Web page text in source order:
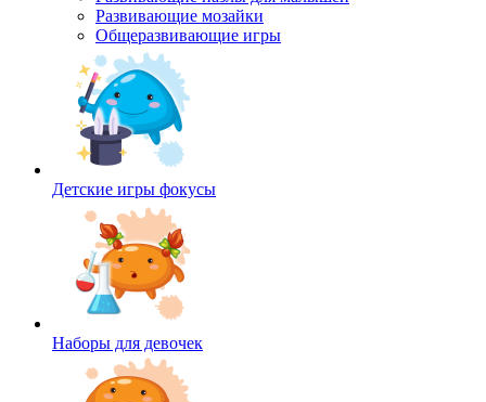
Развивающие мозайки
Общеразвивающие игры
Детские игры фокусы
Наборы для девочек